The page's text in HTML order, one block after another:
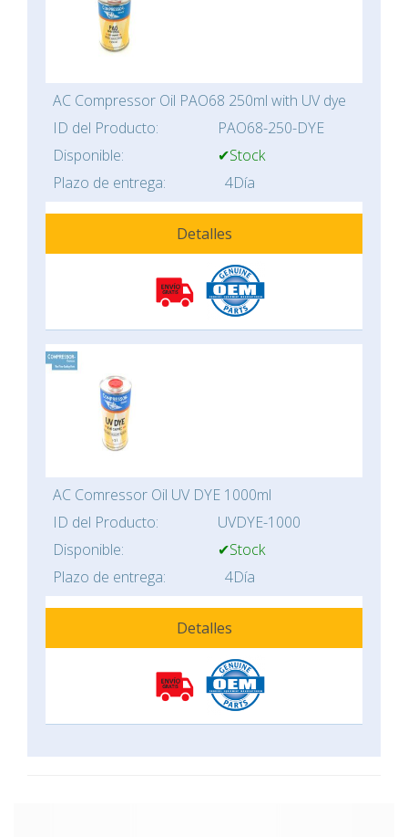
AC Compressor Oil PAO68 250ml with UV dye
ID del Producto:
PAO68-250-DYE
Disponible:
✔Stock
Plazo de entrega:
4Día
Detalles
AC Comressor Oil UV DYE 1000ml
ID del Producto:
UVDYE-1000
Disponible:
✔Stock
Plazo de entrega:
4Día
Detalles